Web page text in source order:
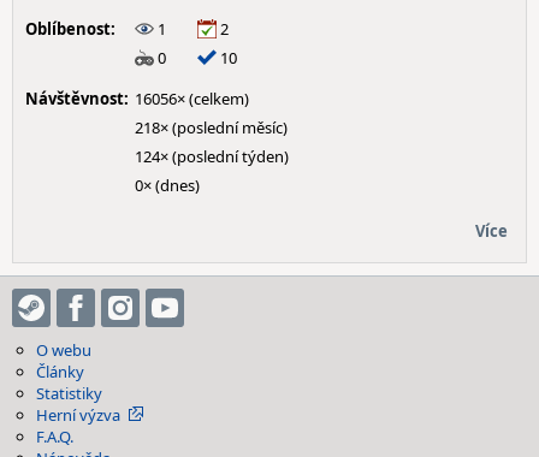
Oblíbenost:
1
2
0
10
Návštěvnost: 16056× (celkem)
218× (poslední měsíc)
124× (poslední týden)
0× (dnes)
Více
O webu
Články
Statistiky
Herní výzva
F.A.Q.